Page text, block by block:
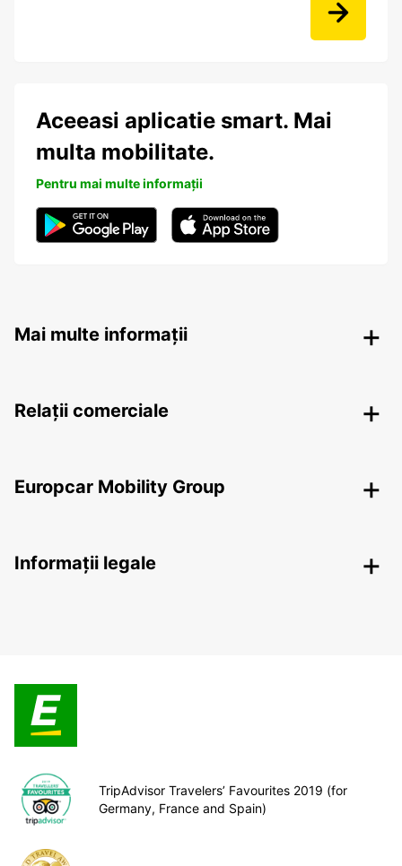
Aceeasi aplicatie smart. Mai
multa mobilitate.
Pentru mai multe informații
Mai multe informații
Relații comerciale
Europcar Mobility Group
Informații legale
TripAdvisor Travelers’ Favourites 2019 (for
Germany, France and Spain)